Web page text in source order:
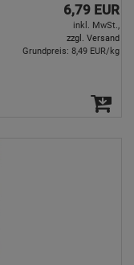
6,79 EUR
inkl. MwSt.,
zzgl. Versand
Grundpreis: 8,49 EUR/kg